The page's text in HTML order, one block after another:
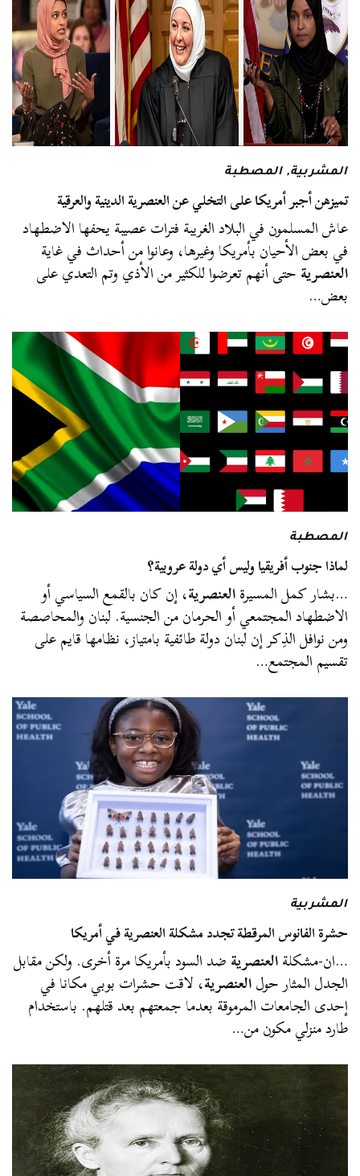
المشربية,المصطبة
تميزهن أجبر أمريكا على التخلي عن العنصرية الدينية والعرقية
عاش المسلمون في البلاد الغريبة فترات عصيبة يحفها الاضطهاد
في بعض الأحيان بأمريكا وغيرها، وعانوا من أحداث في غاية
العنصريةحتى أنهم تعرضوا للكثير من الأذي وتم التعدي على
بعض…
المصطبة
لماذا جنوب أفريقيا وليس أي دولة عروبية؟
…بشار كمل المسيرةالعنصرية، إن كان بالقمع السياسي أو
الاضطهاد المجتمعي أو الحرمان من الجنسية. لبنان والمحاصصة
ومن نوافل الذِكر إن لبنان دولة طائفية بامتياز، نظامها قايم على
تقسيم المجتمع…
المشربية
حشرة الفانوس المرقطة تجدد مشكلة العنصرية في أمريكا
…ان-مشكلةالعنصريةضد السود بأمريكا مرة أخرى. ولكن مقابل
الجدل المثار حولالعنصرية، لاقت حشرات بوبي مكانا في
إحدى الجامعات المرموقة بعدما جمعتهم بعد قتلهم. باستخدام
طارد منزلي مكون من…